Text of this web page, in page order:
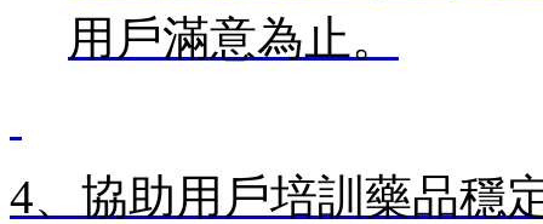
用戶滿意為止。
4、 協助用戶培訓 藥品穩